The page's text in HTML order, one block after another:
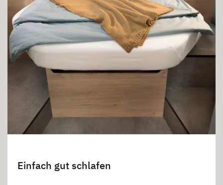
Einfach gut schlafen